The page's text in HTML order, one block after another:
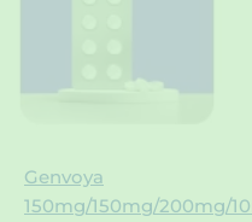
Genvoya
150mg/150mg/200mg/